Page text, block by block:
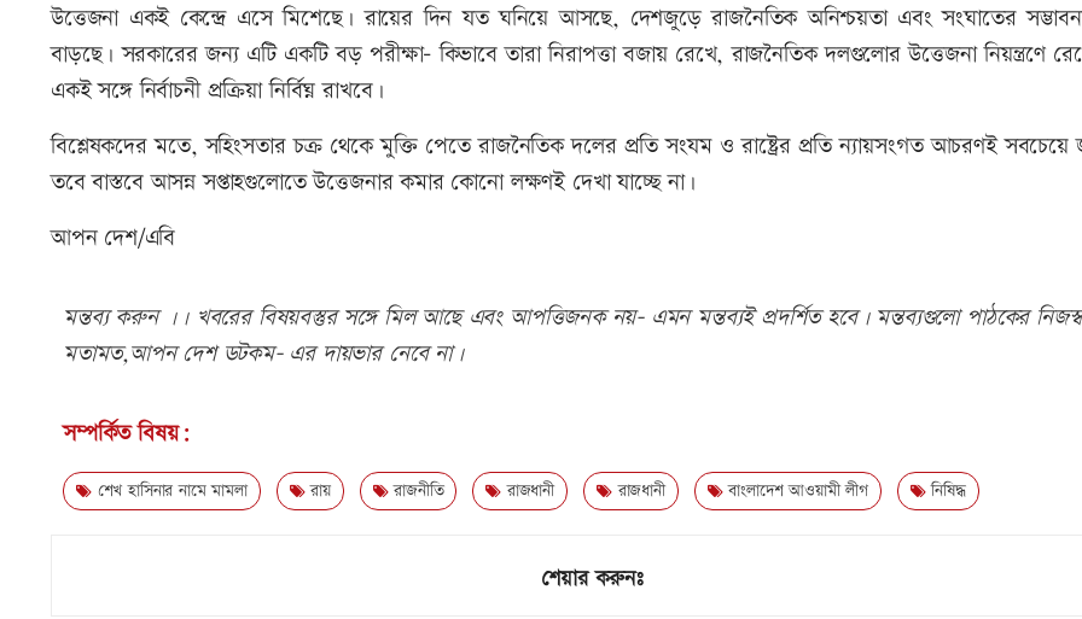
উত্তেজনা একই কেন্দ্রে এসে মিশেছে। রায়ের দিন যত ঘনিয়ে আসছে, দেশজুড়ে রাজনৈতিক অনিশ্চয়তা এবং সংঘাতের
বাড়ছে। সরকারের জন্য এটি একটি বড় পরীক্ষা- কিভাবে তারা নিরাপত্তা বজায় রেখে, রাজনৈতিক দলগুলোর উত্তেজনা নিয়ন্ত্রণে
একই সঙ্গে নির্বাচনী প্রক্রিয়া নির্বিঘ্ন রাখবে।
বিশ্লেষকদের মতে, সহিংসতার চক্র থেকে মুক্তি পেতে রাজনৈতিক দলের প্রতি সংযম ও রাষ্ট্রের প্রতি ন্যায়সংগত আচরণই
তবে বাস্তবে আসন্ন সপ্তাহগুলোতে উত্তেজনার কমার কোনো লক্ষণই দেখা যাচ্ছে না।
আপন দেশ/এবি
মন্তব্য করুন ।। খবরের বিষয়বস্তুর সঙ্গে মিল আছে এবং আপত্তিজনক নয়- এমন মন্তব্যই প্রদর্শিত হবে। মন্তব্যগুলো পাঠকের নিজস্ব
মতামত,আপন দেশ ডটকম- এর দায়ভার নেবে না।
সম্পর্কিত বিষয়:
শেখ হাসিনার নামে মামলা রায় রাজনীতি রাজধানী রাজধানী বাংলাদেশ আওয়ামী লীগ নিষিদ্ধ
শেয়ার করুনঃ